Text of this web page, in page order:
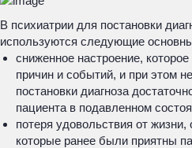
В психиатрии для постановки
используются следующие
сниженное настроение,
причин и событий, и при этом
постановки диагноза
пациента в подавленном
потеря удовольствия от
которые ранее были приятны